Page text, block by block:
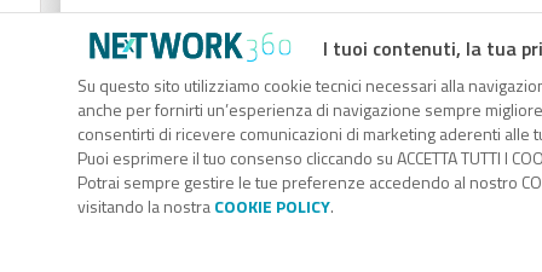
I tuoi contenuti, la tua
Su questo sito utilizziamo cookie tecnici necessari alla
anche per fornirti un’esperienza di navigazione sempre
consentirti di ricevere comunicazioni di marketing aderenti alle
Puoi esprimere il tuo consenso cliccando su ACCETTA TUTTI I
Potrai sempre gestire le tue preferenze accedendo al nostro
visitando la nostraCOOKIE POLICY.
Codice Rss
Clicca sul pulsante per copiare il link RSS
RSS link